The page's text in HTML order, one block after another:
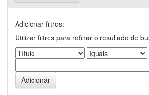
Adicionar filtros:
Utilizar filtros para refinar o resultado de